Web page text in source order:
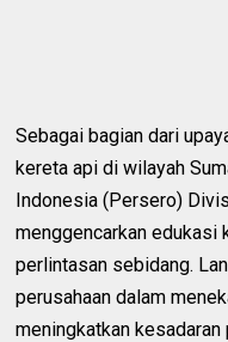
Sebagai bagian dari
kereta api di wilayah
Indonesia (Persero)
menggencarkan edukasi
perlintasan sebidang.
perusahaan dalam
meningkatkan kesadaran